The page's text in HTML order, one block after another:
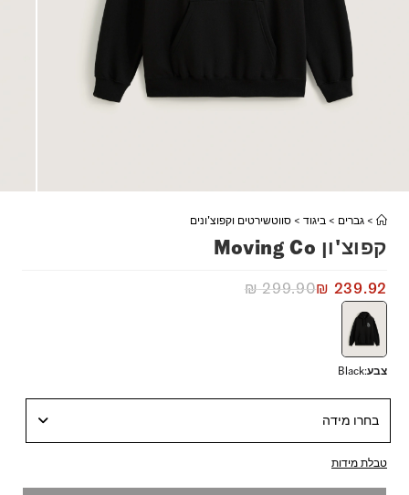
> גברים > ביגוד > סווטשירטים וקפוצ'ונים
קפוצ'ון Moving Co
₪299.90₪ 239.92
צבע:
Black
בחרו מידה
טבלת מידות